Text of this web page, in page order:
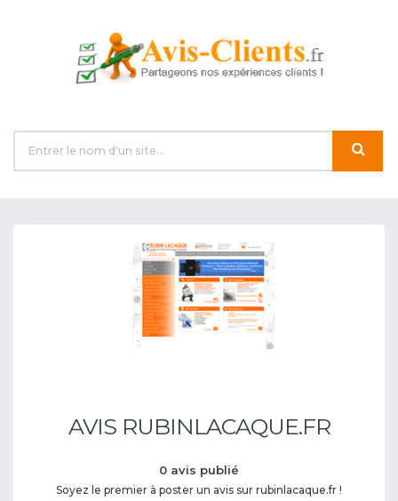
AVIS RUBINLACAQUE.FR
0 avis publié
Soyez le premier à poster un avis sur rubinlacaque.fr !